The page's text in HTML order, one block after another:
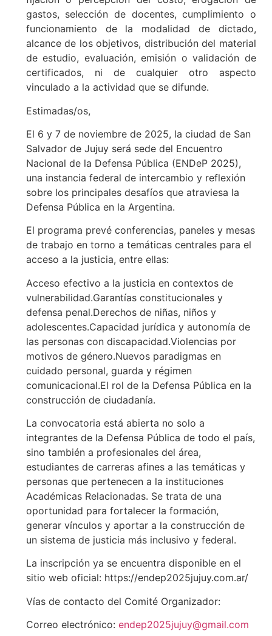
gastos, selección de docentes, cumplimiento o
funcionamiento de la modalidad de dictado,
alcance de los objetivos, distribución del material
de estudio, evaluación, emisión o validación de
certificados, ni de cualquier otro aspecto
vinculado a la actividad que se difunde.
Estimadas/os,
El 6 y 7 de noviembre de 2025, la ciudad de San
Salvador de Jujuy será sede del Encuentro
Nacional de la Defensa Pública (ENDeP 2025),
una instancia federal de intercambio y reflexión
sobre los principales desafíos que atraviesa la
Defensa Pública en la Argentina.
El programa prevé conferencias, paneles y mesas
de trabajo en torno a temáticas centrales para el
acceso a la justicia, entre ellas:
Acceso efectivo a la justicia en contextos de
vulnerabilidad.Garantías constitucionales y
defensa penal.Derechos de niñas, niños y
adolescentes.Capacidad jurídica y autonomía de
las personas con discapacidad.Violencias por
motivos de género.Nuevos paradigmas en
cuidado personal, guarda y régimen
comunicacional.El rol de la Defensa Pública en la
construcción de ciudadanía.
La convocatoria está abierta no solo a
integrantes de la Defensa Pública de todo el país,
sino también a profesionales del área,
estudiantes de carreras afines a las temáticas y
personas que pertenecen a la instituciones
Académicas Relacionadas. Se trata de una
oportunidad para fortalecer la formación,
generar vínculos y aportar a la construcción de
un sistema de justicia más inclusivo y federal.
La inscripción ya se encuentra disponible en el
sitio web oficial: https://endep2025jujuy.com.ar/
Vías de contacto del Comité Organizador:
Correo electrónico: endep2025jujuy@gmail.com